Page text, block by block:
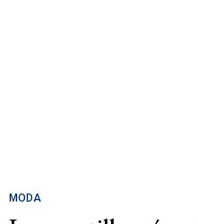
MODA